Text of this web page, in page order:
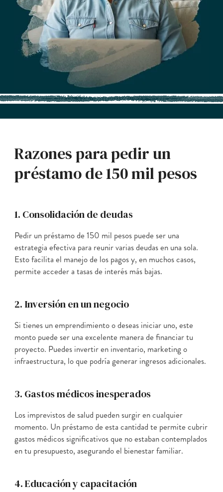
Razones para pedir un
préstamo de 150 mil pesos
1. Consolidación de deudas
Pedir un préstamo de 150 mil pesos puede ser una
estrategia efectiva para reunir varias deudas en una sola.
Esto facilita el manejo de los pagos y, en muchos casos,
permite acceder a tasas de interés más bajas.
2. Inversión en un negocio
Si tienes un emprendimiento o deseas iniciar uno, este
monto puede ser una excelente manera de financiar tu
proyecto. Puedes invertir en inventario, marketing o
infraestructura, lo que podría generar ingresos adicionales.
3. Gastos médicos inesperados
Los imprevistos de salud pueden surgir en cualquier
momento. Un préstamo de esta cantidad te permite cubrir
gastos médicos significativos que no estaban contemplados
en tu presupuesto, asegurando el bienestar familiar.
4. Educación y capacitación